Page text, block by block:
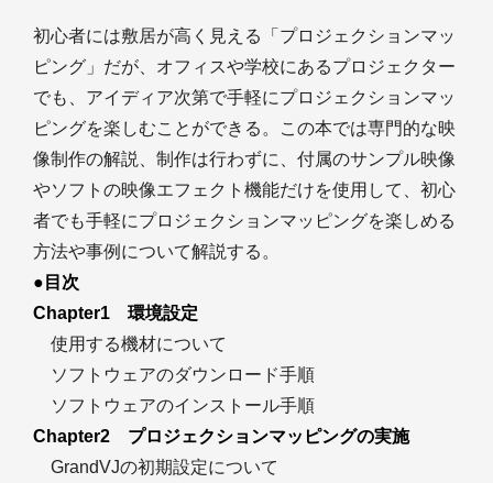
初心者には敷居が高く見える「プロジェクションマッ
ピング」だが、オフィスや学校にあるプロジェクター
でも、アイディア次第で手軽にプロジェクションマッ
ピングを楽しむことができる。この本では専門的な映
像制作の解説、制作は行わずに、付属のサンプル映像
やソフトの映像エフェクト機能だけを使用して、初心
者でも手軽にプロジェクションマッピングを楽しめる
方法や事例について解説する。
●目次
Chapter1 環境設定
使用する機材について
ソフトウェアのダウンロード手順
ソフトウェアのインストール手順
Chapter2 プロジェクションマッピングの実施
GrandVJの初期設定について